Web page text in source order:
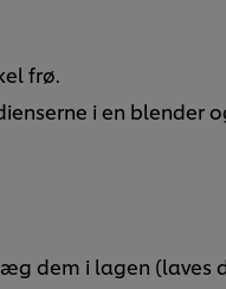
frø.
i en blender
dem i lagen (laves